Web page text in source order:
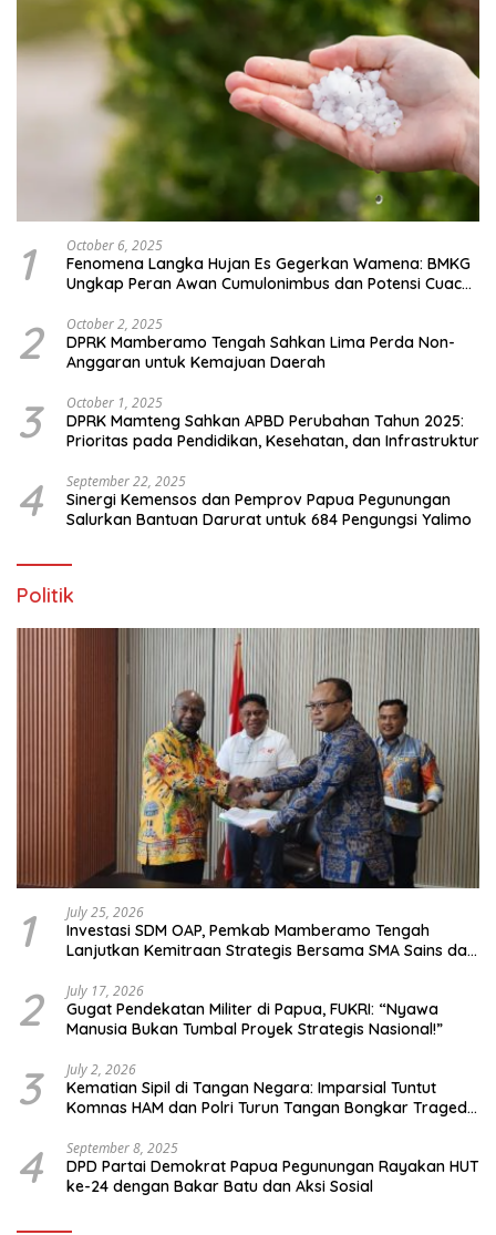
1 October 6, 2025
Fenomena Langka Hujan Es Gegerkan Wamena: BMKG
Ungkap Peran Awan Cumulonimbus dan Potensi Cuaca
2 October 2, 2025
DPRK Mamberamo Tengah Sahkan Lima Perda Non-
Anggaran untuk Kemajuan Daerah
3 October 1, 2025
DPRK Mamteng Sahkan APBD Perubahan Tahun 2025:
Prioritas pada Pendidikan, Kesehatan, dan Infrastruktur
4 September 22, 2025
Sinergi Kemensos dan Pemprov Papua Pegunungan
Salurkan Bantuan Darurat untuk 684 Pengungsi Yalimo
Politik
1 July 25, 2026
Investasi SDM OAP, Pemkab Mamberamo Tengah
Lanjutkan Kemitraan Strategis Bersama SMA Sains dan
2 July 17, 2026
Gugat Pendekatan Militer di Papua, FUKRI: “Nyawa
Manusia Bukan Tumbal Proyek Strategis Nasional!”
3 July 2, 2026
Kematian Sipil di Tangan Negara: Imparsial Tuntut
Komnas HAM dan Polri Turun Tangan Bongkar Tragedi
4 September 8, 2025
DPD Partai Demokrat Papua Pegunungan Rayakan HUT
ke-24 dengan Bakar Batu dan Aksi Sosial